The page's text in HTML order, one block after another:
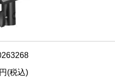
(税込)